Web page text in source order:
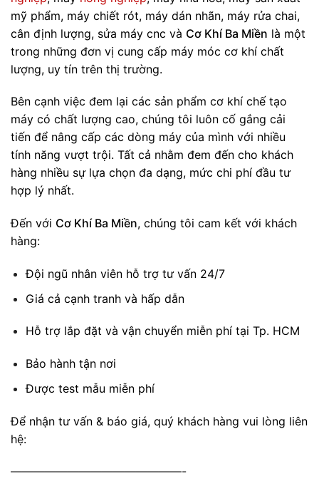
mỹ phẩm, máy chiết rót, máy dán nhãn, máy rửa chai,
cân định lượng, sửa máy cnc và Cơ Khí Ba Miền là một
trong những đơn vị cung cấp máy móc cơ khí chất
lượng, uy tín trên thị trường.
Bên cạnh việc đem lại các sản phẩm cơ khí chế tạo
máy có chất lượng cao, chúng tôi luôn cố gắng cải
tiến để nâng cấp các dòng máy của mình với nhiều
tính năng vượt trội. Tất cả nhằm đem đến cho khách
hàng nhiều sự lựa chọn đa dạng, mức chi phí đầu tư
hợp lý nhất.
Đến với Cơ Khí Ba Miền, chúng tôi cam kết với khách
hàng:
Đội ngũ nhân viên hỗ trợ tư vấn 24/7
Giá cả cạnh tranh và hấp dẫn
Hỗ trợ lắp đặt và vận chuyển miễn phí tại Tp. HCM
Bảo hành tận nơi
Được test mẫu miễn phí
Để nhận tư vấn & báo giá, quý khách hàng vui lòng liên
hệ:
———————————————-